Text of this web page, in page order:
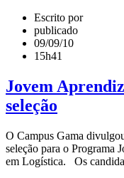
Escrito por
publicado
09/09/10
15h41
Jovem
seleção
O Campus Gama
seleção para o Programa
em Logística. Os